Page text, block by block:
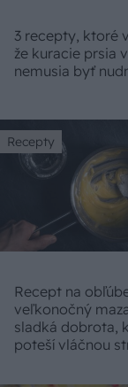
3 recepty, ktoré
že kuracie prsia
nemusia byť
Recepty
Recept na
veľkonočný
sladká dobrota,
poteší vláčnou